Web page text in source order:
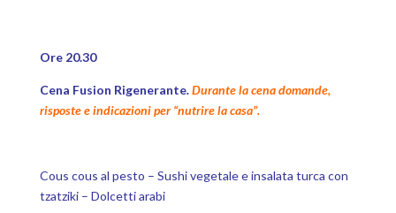
Ore 20.30
Cena Fusion Rigenerante.Durante la cena domande,
risposte e indicazioni per “nutrire la casa”.
Cous cous al pesto – Sushi vegetale e insalata turca con
tzatziki – Dolcetti arabi